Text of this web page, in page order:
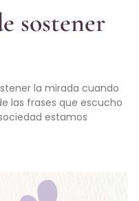
sostener
la mirada cuando
las frases que escucho
estamos